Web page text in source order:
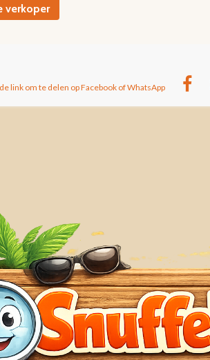
verkoper
link om te delen op Facebook of WhatsApp